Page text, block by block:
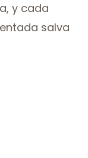
y cada
salva